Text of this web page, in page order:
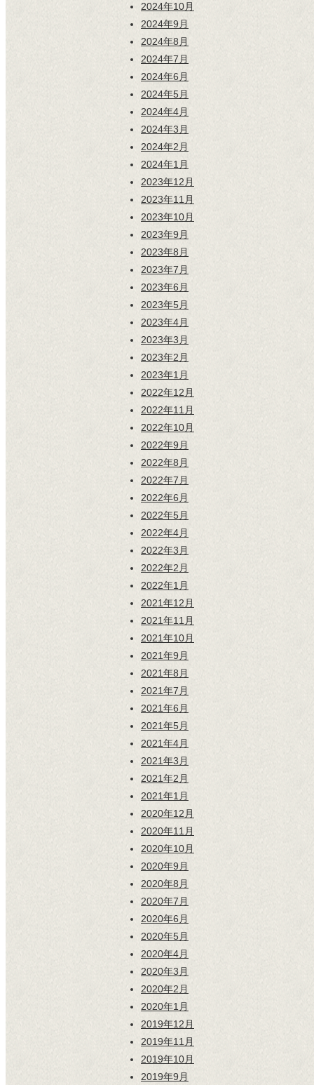
2024年10月
2024年9月
2024年8月
2024年7月
2024年6月
2024年5月
2024年4月
2024年3月
2024年2月
2024年1月
2023年12月
2023年11月
2023年10月
2023年9月
2023年8月
2023年7月
2023年6月
2023年5月
2023年4月
2023年3月
2023年2月
2023年1月
2022年12月
2022年11月
2022年10月
2022年9月
2022年8月
2022年7月
2022年6月
2022年5月
2022年4月
2022年3月
2022年2月
2022年1月
2021年12月
2021年11月
2021年10月
2021年9月
2021年8月
2021年7月
2021年6月
2021年5月
2021年4月
2021年3月
2021年2月
2021年1月
2020年12月
2020年11月
2020年10月
2020年9月
2020年8月
2020年7月
2020年6月
2020年5月
2020年4月
2020年3月
2020年2月
2020年1月
2019年12月
2019年11月
2019年10月
2019年9月